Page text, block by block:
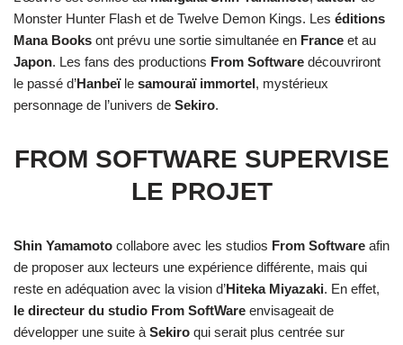
Monster Hunter Flash et de Twelve Demon Kings. Les éditions
Mana Books ont prévu une sortie simultanée en France et au
Japon. Les fans des productions From Software découvriront
le passé d’Hanbeïle samouraï immortel , mystérieux
personnage de l’univers de Sekiro.
FROM SOFTWARE SUPERVISE
LE PROJET
Shin Yamamoto collabore avec les studios From Software afin
de proposer aux lecteurs une expérience différente, mais qui
reste en adéquation avec la vision d’Hiteka Miyazaki. En effet,
le directeur du studio From SoftWare envisageait de
développer une suite àSekiro qui serait plus centrée sur